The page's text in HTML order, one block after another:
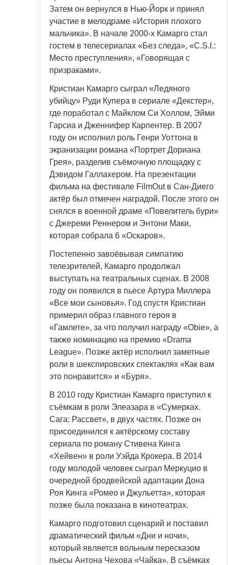
Затем он вернулся в Нью-Йорк и принял
участие в мелодраме «История плохого
мальчика». В начале 2000-х Камарго стал
гостем в телесериалах «Без следа», «C.S.I.:
Место преступления», «Говорящая с
призраками».
Кристиан Камарго сыграл «Ледяного
убийцу» Руди Купера в сериале «Декстер»,
где поработал с Майклом Си Холлом, Эйми
Гарсиа и Дженнифер Карпентер. В 2007
году он исполнил роль Генри Уоттона в
экранизации романа «Портрет Дориана
Грея», разделив съёмочную площадку с
Дэвидом Галлахером. На презентации
фильма на фестивале FilmOut в Сан-Диего
актёр был отмечен наградой. После этого он
снялся в военной драме «Повелитель бури»
с Джереми Реннером и Энтони Маки,
которая собрала 6 «Оскаров».
Постепенно завоёвывая симпатию
телезрителей, Камарго продолжал
выступать на театральных сценах. В 2008
году он появился в пьесе Артура Миллера
«Все мои сыновья». Год спустя Кристиан
примерил образ главного героя в
«Гамлете», за что получил награду «Obie», а
также номинацию на премию «Drama
League». Позже актёр исполнил заметные
роли в шекспировских спектаклях «Как вам
это понравится» и «Буря».
В 2010 году Кристиан Камарго приступил к
съёмкам в роли Элеазара в «Сумерках.
Сага: Рассвет», в двух частях. Позже он
присоединился к актёрскому составу
сериала по роману Стивена Кинга
«Хейвен» в роли Уэйда Крокера. В 2014
году молодой человек сыграл Меркуцио в
очередной бродвейской адаптации Дона
Роя Кинга «Ромео и Джульетта», которая
позже была показана в кинотеатрах.
Камарго подготовил сценарий и поставил
драматический фильм «Дни и ночи»,
который является вольным пересказом
пьесы Антона Чехова «Чайка». В съёмках